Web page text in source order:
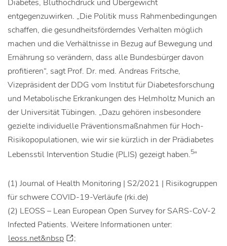
Diabetes, Bluthochdruck und Übergewicht
entgegenzuwirken. „Die Politik muss Rahmenbedingungen
schaffen, die gesundheitsförderndes Verhalten möglich
machen und die Verhältnisse in Bezug auf Bewegung und
Ernährung so verändern, dass alle Bundesbürger davon
profitieren“, sagt Prof. Dr. med. Andreas Fritsche,
Vizepräsident der DDG vom Institut für Diabetesforschung
und Metabolische Erkrankungen des Helmholtz Munich an
der Universität Tübingen. „Dazu gehören insbesondere
gezielte individuelle Präventionsmaßnahmen für Hoch-
Risikopopulationen, wie wir sie kürzlich in der Prädiabetes
Lebensstil Intervention Studie (PLIS) gezeigt haben.5"
(1) Journal of Health Monitoring | S2/2021 | Risikogruppen
für schwere COVID-19-Verläufe (rki.de)
(2) LEOSS – Lean European Open Survey for SARS-CoV-2
Infected Patients. Weitere Informationen unter:
leoss.net&nbsp
;